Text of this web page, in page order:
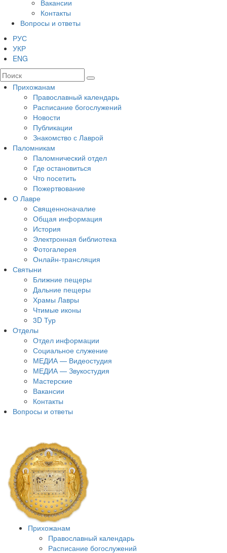
Вакансии
Контакты
Вопросы и ответы
РУС
УКР
ENG
Прихожанам
Православный календарь
Расписание богослужений
Новости
Публикации
Знакомство с Лаврой
Паломникам
Паломнический отдел
Где остановиться
Что посетить
Пожертвование
О Лавре
Священноначалие
Общая информация
История
Электронная библиотека
Фотогалерея
Онлайн-трансляция
Святыни
Ближние пещеры
Дальние пещеры
Храмы Лавры
Чтимые иконы
3D Тур
Отделы
Отдел информации
Социальное служение
МЕДИА — Видеостудия
МЕДИА — Звукостудия
Мастерские
Вакансии
Контакты
Вопросы и ответы
Прихожанам
Православный календарь
Расписание богослужений